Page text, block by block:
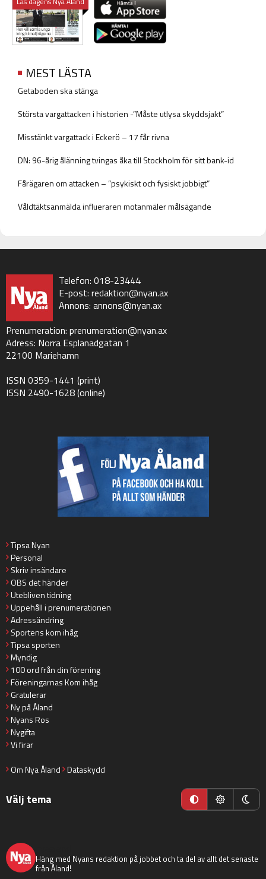
MEST LÄSTA
Getaboden ska stänga
Största vargattacken i historien -”Måste utlysa skyddsjakt”
Misstänkt vargattack i Eckerö – 17 får rivna
DN: 96-årig ålänning tvingas åka till Stockholm för sitt bank-id
Fårägaren om attacken – ”psykiskt och fysiskt jobbigt”
Våldtäktsanmälda influeraren motanmäler målsägande
Telefon: 018-23444
E-post: redaktion@nyan.ax
Annons: annons@nyan.ax
Prenumeration: prenumeration@nyan.ax
Adress: Norra Esplanadgatan 1
22100 Mariehamn
ISSN 0359-1441 (print)
ISSN 2490-1628 (online)
Tipsa Nyan
Personal
Skriv insändare
OBS det händer
Utebliven tidning
Uppehåll i prenumerationen
Adressändring
Sportens kom ihåg
Tipsa sporten
Myndig
100 ord från din förening
Föreningarnas Kom ihåg
Gratulerar
Ny på Åland
Nyans Ros
Nygifta
Vi firar
Om Nya Åland Dataskydd
Välj tema
Häng med Nyans redaktion på jobbet och ta del av allt det senaste
från Åland!